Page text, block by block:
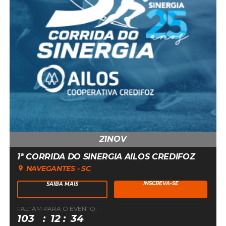
21NOV
1ª CORRIDA DO SINERGIA AILOS CREDIFOZ
NAVEGANTES - SC
SAIBA MAIS INSCREVA-SE
FALTAM PARA O EVENTO:
21
DE
103 12 34